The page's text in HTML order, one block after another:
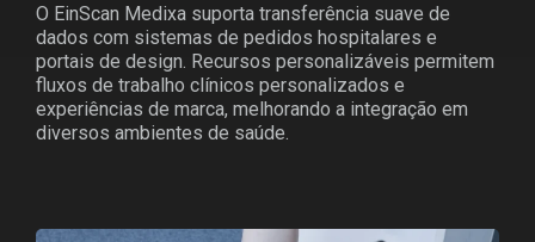
O EinScan Medixa suporta transferência suave de
dados com sistemas de pedidos hospitalares e
portais de design. Recursos personalizáveis permitem
fluxos de trabalho clínicos personalizados e
experiências de marca, melhorando a integração em
diversos ambientes de saúde.